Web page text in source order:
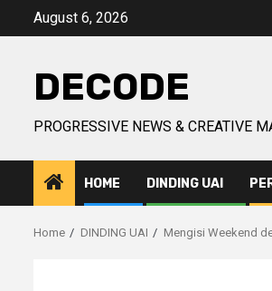
August 6, 2026
DECODE
PROGRESSIVE NEWS & CREATIVE
HOME DINDING UAI
Home DINDING UAI Mengisi Weekend